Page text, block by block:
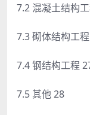
7.2 混凝土结构
7.3 砌体结构工
7.4 钢结构工程
7.5 其他 28